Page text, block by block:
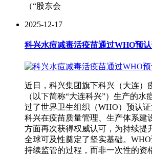
（“股东会
2025-12-17
科兴水痘减毒活疫苗通过WHO预
近日，科兴集团旗下科兴（大连）
（以下简称“大连科兴”）生产的水
过了世界卫生组织（WHO）预认
科兴在疫苗质量管理、生产体系建
方面再次获得权威认可，为持续提
全球可及性奠定了坚实基础。WHO
持续监管的过程，而非一次性的资